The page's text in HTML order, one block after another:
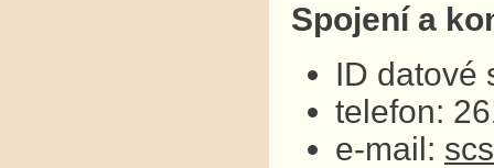
Spojení a
ID datové
telefon:
e-mail: